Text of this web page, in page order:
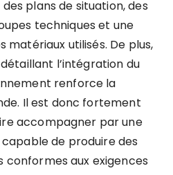
plans de situation, des
techniques et une
matériaux utilisés. De plus,
l’intégration du
renforce la
Il est donc fortement
accompagner par une
de produire des
aux exigences